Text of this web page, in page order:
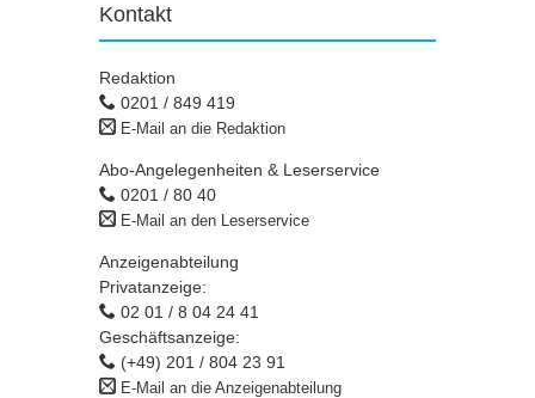
Kontakt
Redaktion
0201 / 849 419
E-Mail an die Redaktion
Abo-Angelegenheiten & Leserservice
0201 / 80 40
E-Mail an den Leserservice
Anzeigenabteilung
Privatanzeige:
02 01 / 8 04 24 41
Geschäftsanzeige:
(+49) 201 / 804 23 91
E-Mail an die Anzeigenabteilung